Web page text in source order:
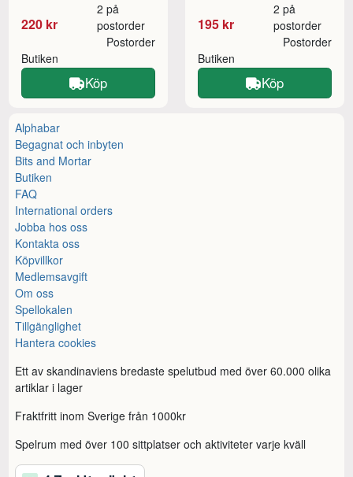
220 kr
2 på
postorder
Butiken
Postorder
Köp
195 kr
2 på
postorder
Butiken
Postorder
Köp
Alphabar
Begagnat och inbyten
Bits and Mortar
Butiken
FAQ
International orders
Jobba hos oss
Kontakta oss
Köpvillkor
Medlemsavgift
Om oss
Spellokalen
Tillgänglighet
Hantera cookies
Ett av skandinaviens bredaste spelutbud med över 60.000 olika
artiklar i lager
Fraktfritt inom Sverige från 1000kr
Spelrum med över 100 sittplatser och aktiviteter varje kväll